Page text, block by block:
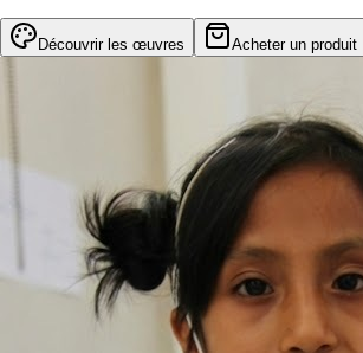
Découvrir les œuvres Acheter un produit